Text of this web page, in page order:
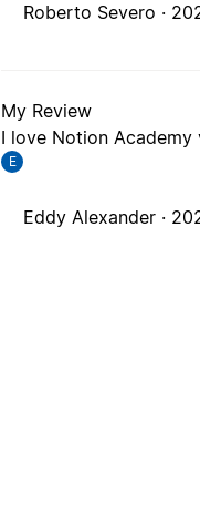
Roberto Severo ·
My Review
I love Notion
E
Eddy Alexander ·